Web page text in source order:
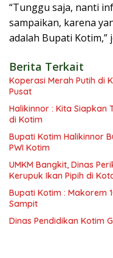
“Tunggu saja, nanti
sampaikan, karena
adalah Bupati Kotim,”
Berita Terkait
Koperasi Merah Putih di
Pusat
Halikinnor : Kita Siapkan
di Kotim
Bupati Kotim Halikinnor
PWI Kotim
UMKM Bangkit, Dinas
Kerupuk Ikan Pipih di
Bupati Kotim : Makorem
Sampit
Dinas Pendidikan Kotim